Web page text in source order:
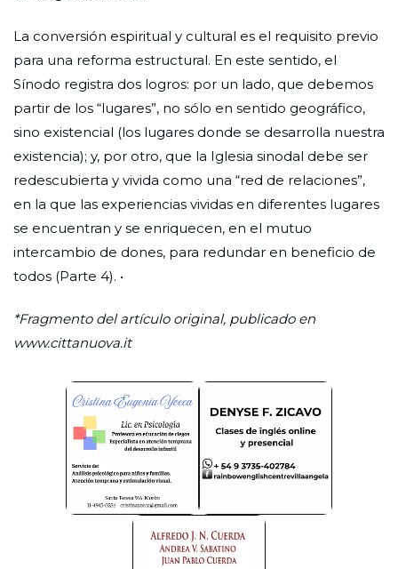
La conversión espiritual y cultural es el requisito previo
para una reforma estructural. En este sentido, el
Sínodo registra dos logros: por un lado, que debemos
partir de los “lugares”, no sólo en sentido geográfico,
sino existencial (los lugares donde se desarrolla nuestra
existencia); y, por otro, que la Iglesia sinodal debe ser
redescubierta y vivida como una “red de relaciones”,
en la que las experiencias vividas en diferentes lugares
se encuentran y se enriquecen, en el mutuo
intercambio de dones, para redundar en beneficio de
todos (Parte 4). •
*Fragmento del artículo original, publicado en
www.cittanuova.it